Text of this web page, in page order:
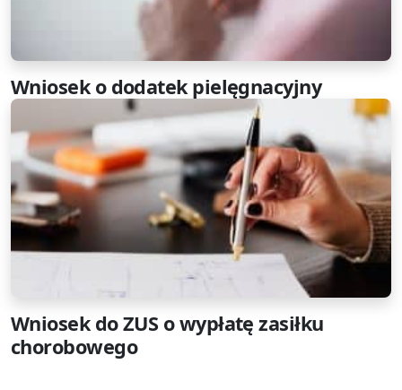
Wniosek o dodatek pielęgnacyjny
Wniosek do ZUS o wypłatę zasiłku
chorobowego